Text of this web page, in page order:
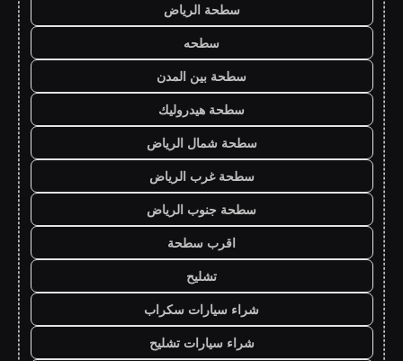
سطحة الرياض
سطحه
سطحة بين المدن
سطحة هيدروليك
سطحة شمال الرياض
سطحة غرب الرياض
سطحة جنوب الرياض
اقرب سطحة
تشليح
شراء سيارات سكراب
شراء سيارات تشليح